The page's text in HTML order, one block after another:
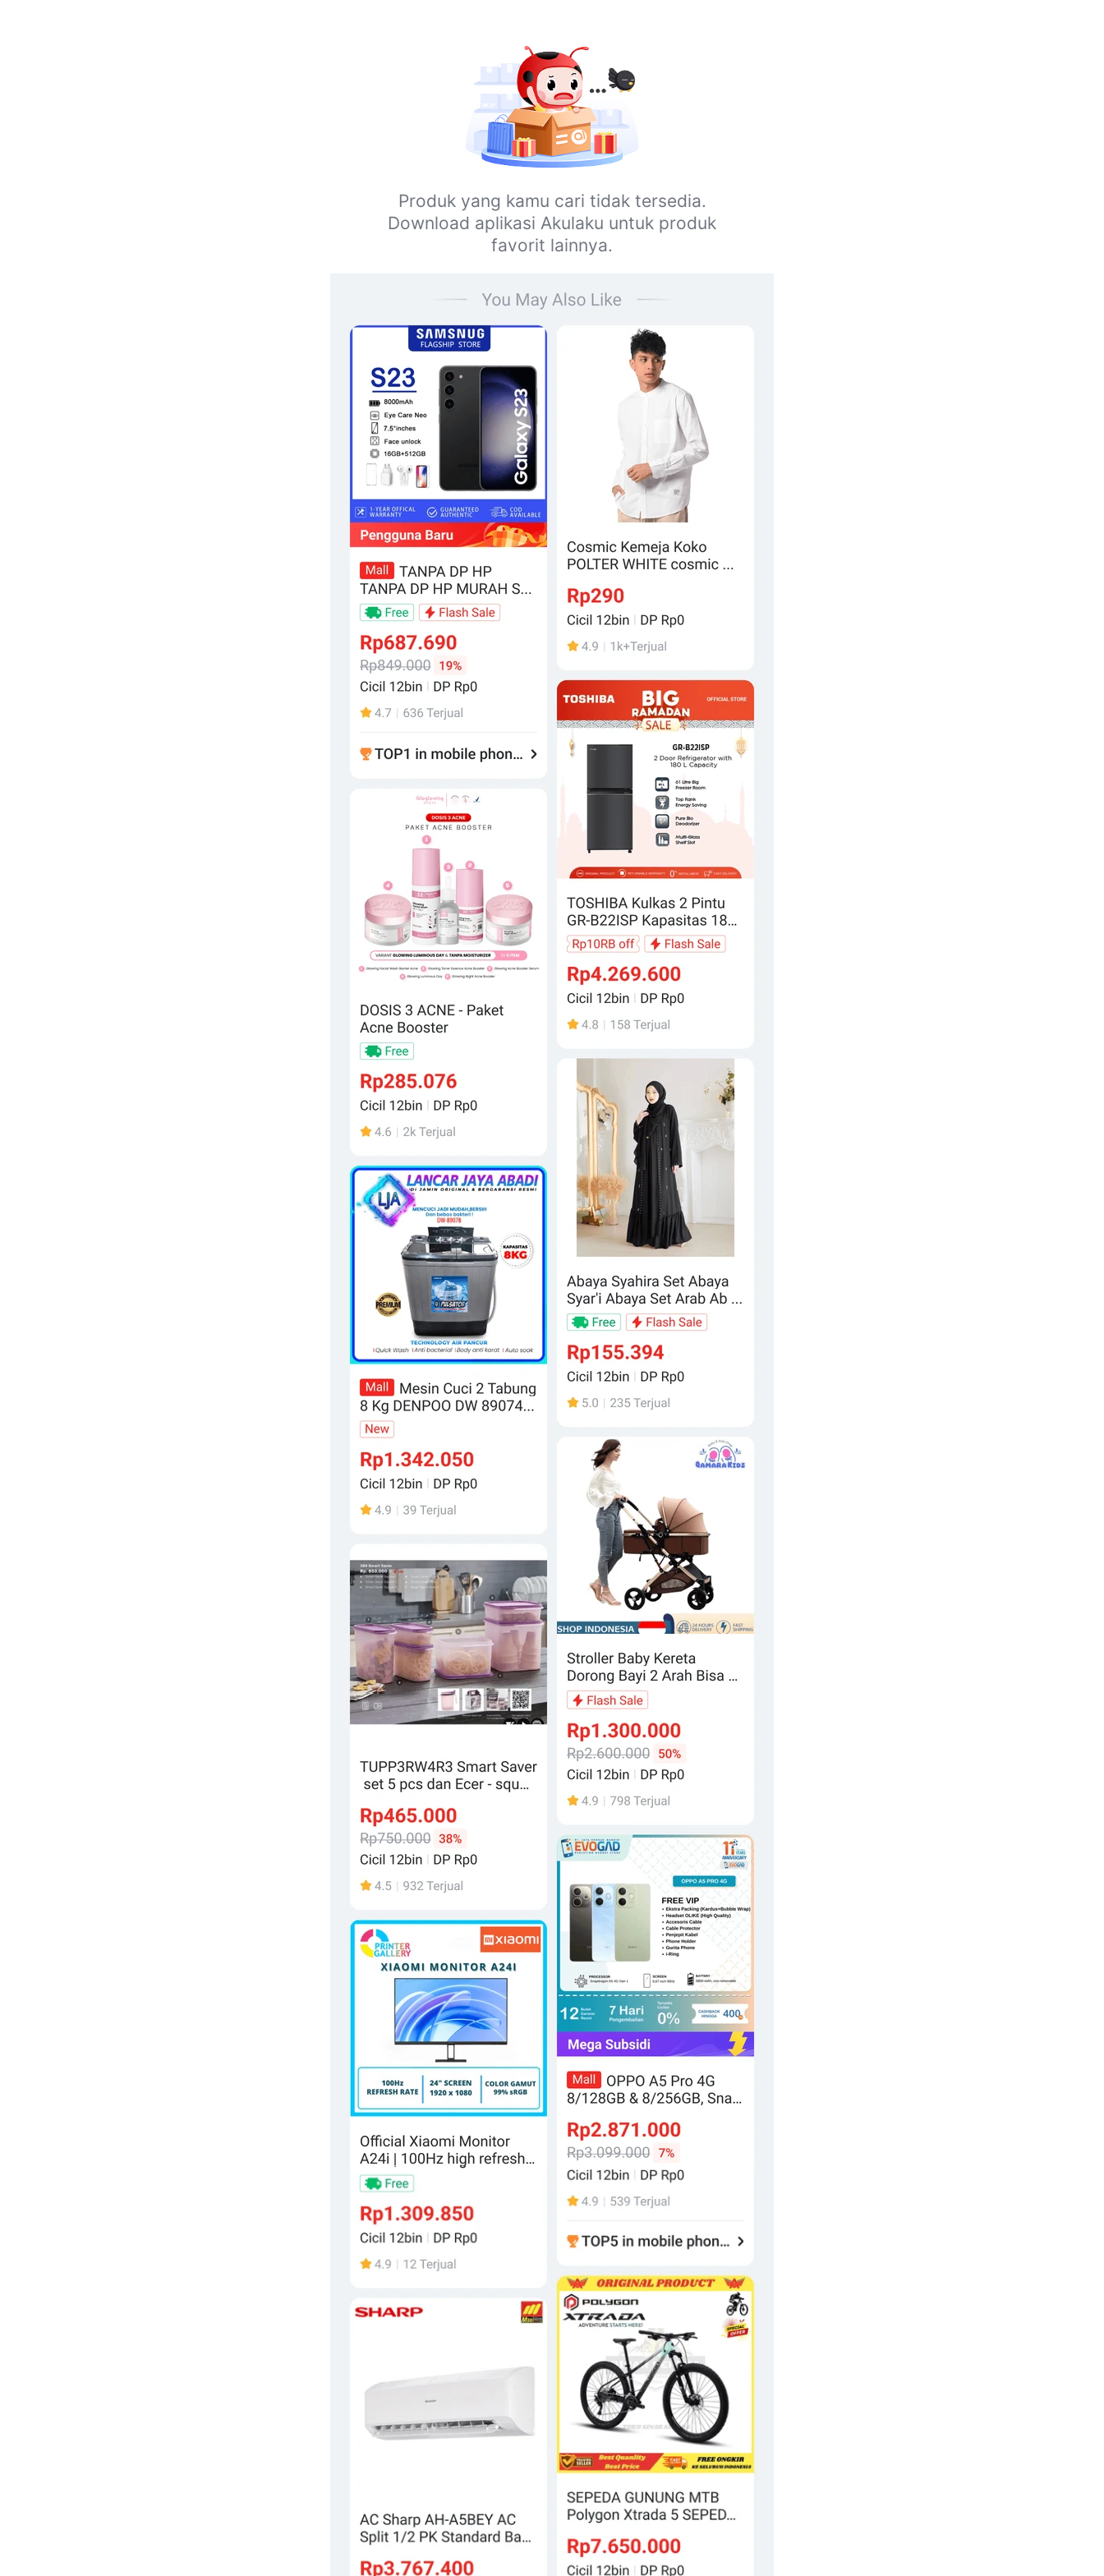
Produk yang kamu cari tidak tersedia.
Download aplikasi Akulaku untuk produk
favorit lainnya.